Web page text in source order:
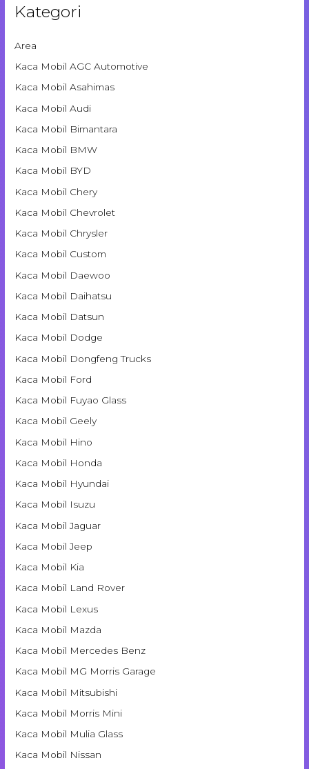
Kategori
Area
Kaca Mobil AGC Automotive
Kaca Mobil Asahimas
Kaca Mobil Audi
Kaca Mobil Bimantara
Kaca Mobil BMW
Kaca Mobil BYD
Kaca Mobil Chery
Kaca Mobil Chevrolet
Kaca Mobil Chrysler
Kaca Mobil Custom
Kaca Mobil Daewoo
Kaca Mobil Daihatsu
Kaca Mobil Datsun
Kaca Mobil Dodge
Kaca Mobil Dongfeng Trucks
Kaca Mobil Ford
Kaca Mobil Fuyao Glass
Kaca Mobil Geely
Kaca Mobil Hino
Kaca Mobil Honda
Kaca Mobil Hyundai
Kaca Mobil Isuzu
Kaca Mobil Jaguar
Kaca Mobil Jeep
Kaca Mobil Kia
Kaca Mobil Land Rover
Kaca Mobil Lexus
Kaca Mobil Mazda
Kaca Mobil Mercedes Benz
Kaca Mobil MG Morris Garage
Kaca Mobil Mitsubishi
Kaca Mobil Morris Mini
Kaca Mobil Mulia Glass
Kaca Mobil Nissan